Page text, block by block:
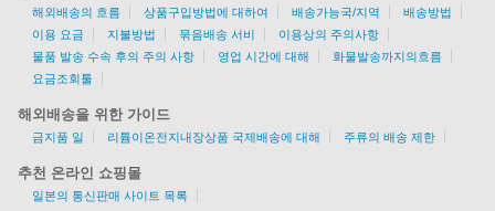
해외배송의 흐름 상품구입방법에 대하여 배송가능국/지역
배송방법
이용 요금
지불방법 묶음배송 서비
이용상의 주의사항
물품 발송 수속 후의 주의 사항
영업 시간에 대해
화물발송까지의흐름
요금조회툴
해외배송을 위한 가이드
금지품 일 리튬이온전지내장상품 국제배송에 대해 주류의 배송 제한
추천 온라인 쇼핑몰
일본의 통신판매 사이트 목록